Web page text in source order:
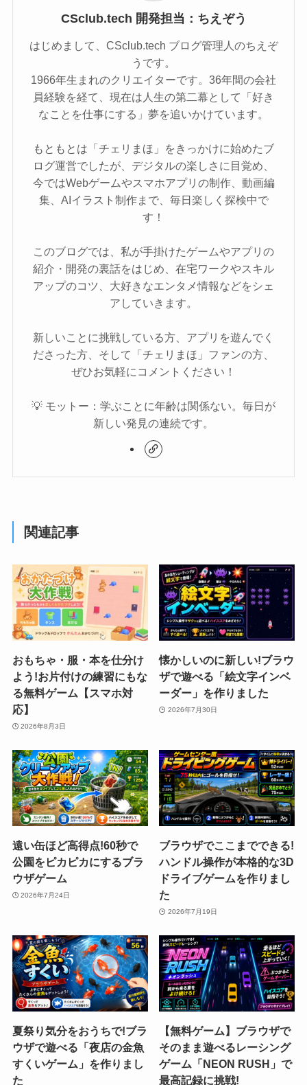
CSclub.tech 開発担当：ちえぞう
はじめまして、CSclub.tech ブログ管理人のちえぞ
うです。
1966年生まれのクリエイターです。36年間の会社
員経験を経て、現在は人生の第二幕として「好き
なことを仕事にする」夢を追いかけています。
もともとは「チェリまほ」をきっかけに始めたブ
ログ運営でしたが、デジタルの楽しさに目覚め、
今ではWebゲームやスマホアプリの制作、動画編
集、AIイラスト制作まで、毎日楽しく探検中で
す！
このブログでは、私が手掛けたゲームやアプリの
紹介・開発の裏話をはじめ、在宅ワークやスキル
アップのコツ、大好きなエンタメ情報などをシェ
アしていきます。
新しいことに挑戦している方、アプリを遊んでく
ださった方、そして「チェリまほ」ファンの方、
ぜひお気軽にコメントください！
💡 モットー：学ぶことに年齢は関係ない。毎日が
新しい発見の連続です。
関連記事
おもちゃ・服・本を仕分け
よう!お片付けの練習にもな
る無料ゲーム【スマホ対
応】
2026年8月3日
懐かしいのに新しい!ブラウ
ザで遊べる「絵文字インベ
ーダー」を作りました
2026年7月30日
遠い缶ほど高得点!60秒で
公園をピカピカにするブラ
ウザゲーム
2026年7月24日
ブラウザでここまでできる!
ハンドル操作が本格的な3D
ドライブゲームを作りまし
た
2026年7月19日
夏祭り気分をおうちで!ブラ
ウザで遊べる「夜店の金魚
すくいゲーム」を作りまし
た
【無料ゲーム】ブラウザで
そのまま遊べるレーシング
ゲーム「NEON RUSH」で
最高記録に挑戦!